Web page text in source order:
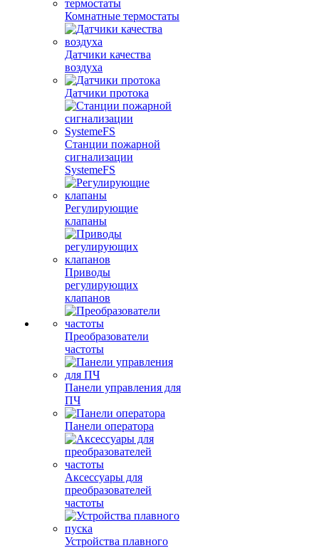
Комнатные термостаты
Датчики качества
воздуха
Датчики протока
Станции пожарной
сигнализации
SystemeFS
Регулирующие
клапаны
Приводы
регулирующих
клапанов
Преобразователи
частоты
Панели управления для
ПЧ
Панели оператора
Аксессуары для
преобразователей
частоты
Устройства плавного